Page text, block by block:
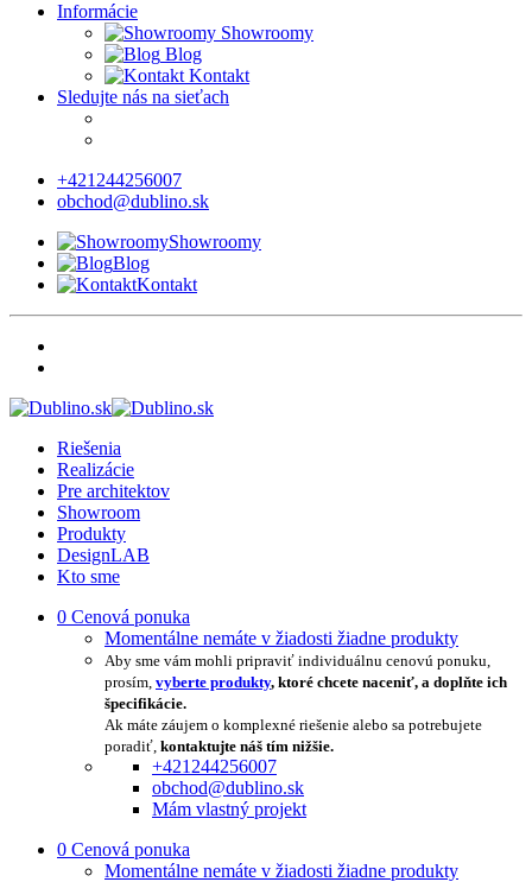
Informácie
Showroomy
Blog
Kontakt
Sledujte nás na sieťach
+421244256007
obchod@dublino.sk
Showroomy
Blog
Kontakt
Riešenia
Realizácie
Pre architektov
Showroom
Produkty
DesignLAB
Kto sme
0 Cenová ponuka
Momentálne nemáte v žiadosti žiadne produkty
Aby sme vám mohli pripraviť individuálnu cenovú ponuku,
prosím, vyberte produkty, ktoré chcete naceniť, a doplňte ich
špecifikácie.
Ak máte záujem o komplexné riešenie alebo sa potrebujete
poradiť, kontaktujte náš tím nižšie.
+421244256007
obchod@dublino.sk
Mám vlastný projekt
0 Cenová ponuka
Momentálne nemáte v žiadosti žiadne produkty